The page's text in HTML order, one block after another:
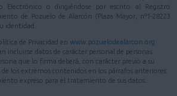
Electrónico o dirigiéndose por escrito al Registro
de Pozuelo de Alarcón (Plaza Mayor, nº1-28223
identidad.
de Privacidad en www.pozuelodealarcon.org
incluirse datos de carácter personal de personas
que lo firma deberá, con carácter previo a su
los extremos contenidos en los párrafos anteriores
expreso para el tratamiento de sus datos.